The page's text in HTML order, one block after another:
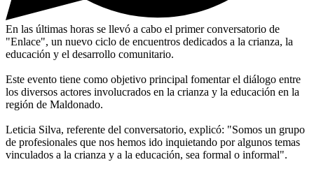
En las últimas horas se llevó a cabo el primer conversatorio de
"Enlace", un nuevo ciclo de encuentros dedicados a la crianza, la
educación y el desarrollo comunitario.
Este evento tiene como objetivo principal fomentar el diálogo entre
los diversos actores involucrados en la crianza y la educación en la
región de Maldonado.
Leticia Silva, referente del conversatorio, explicó: "Somos un grupo
de profesionales que nos hemos ido inquietando por algunos temas
vinculados a la crianza y a la educación, sea formal o informal".